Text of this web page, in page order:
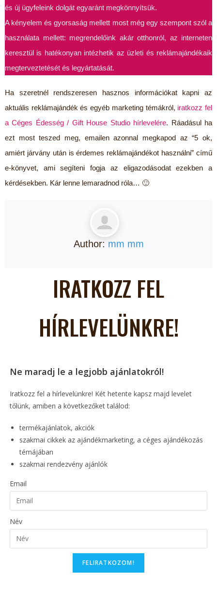
és új ügyfeleink dolgát egyaránt megkönnyítsük.
A kényelem és gyorsaság mellett most még egy szempont szól a
használata mellett: megrendelőink akár otthonról, az interneten
keresztül is hatékonyan intézhetik az üzleti és reklámajándékaik
megterveztetését és legyártatását.
Ha szeretnél rendszeresen hasznos információkat kapni az
aktuális reklámajándék és egyéb marketing témákról, iratkozz fel
a Céges Édesség / Gift House Studio hírlevelére. Ráadásul ha
ezt most teszed meg, emailen azonnal megkapod az “5 ok,
amiért járvány után is érdemes reklámajándékot használni” című
e-könyvet, ami segíteni fogja az eligazodásodat ezekben a
kérdésekben. Kár lenne lemaradnod róla… 🙂
Author: mm mm
IRATKOZZ FEL
HÍRLEVELÜNKRE!
Ne maradj le a legjobb ajánlatokról!
Iratkozz fel a hírlevelünkre! Két hetente kapsz majd levelet
tőlünk, amiben a következőket találod:
termékajánlatok, akciók
szakmai cikkek az ajándékmarketing, a céges ajándékozás
témájában
szakmai rendezvény ajánlók
Email
Név
FELIRATKOZOM!